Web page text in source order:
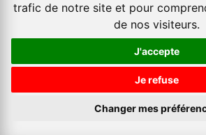
trafic de notre site et pour
de nos visiteurs.
J'accepte
Je refuse
Changer mes
Lunch Paris
découverte #
Sousse